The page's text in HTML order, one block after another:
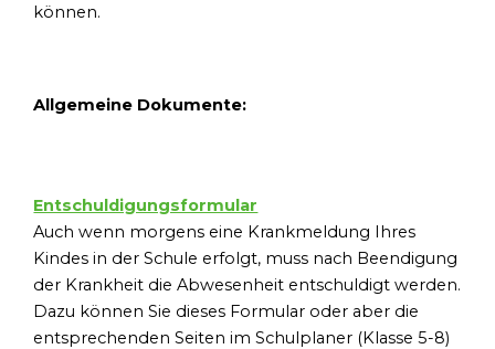
können.
Allgemeine Dokumente:
Entschuldigungsformular
Auch wenn morgens eine Krankmeldung Ihres
Kindes in der Schule erfolgt, muss nach Beendigung
der Krankheit die Abwesenheit entschuldigt werden.
Dazu können Sie dieses Formular oder aber die
entsprechenden Seiten im Schulplaner (Klasse 5-8)